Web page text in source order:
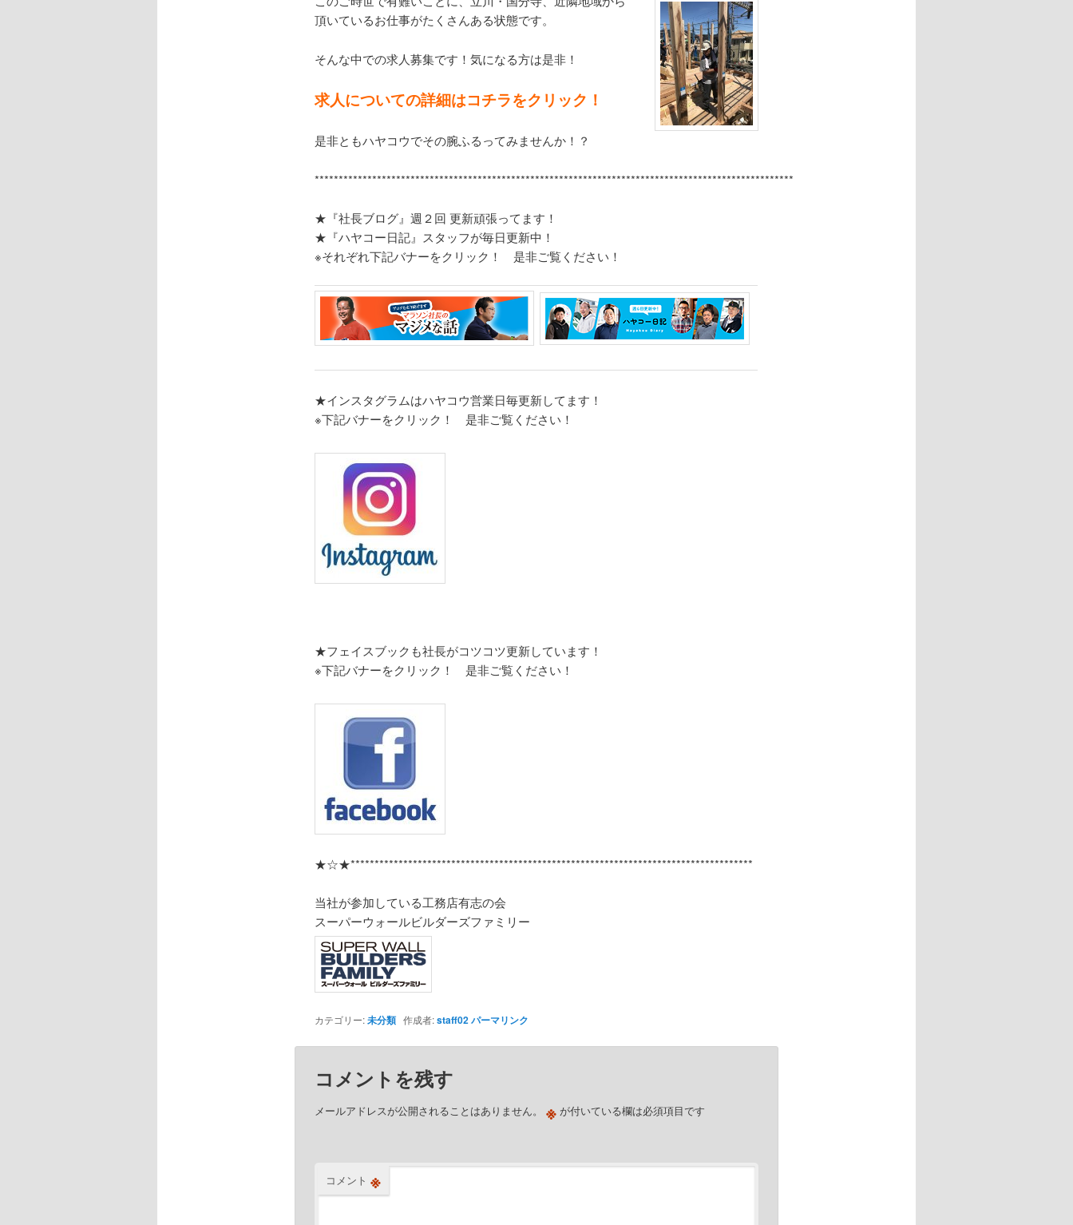
頂いているお仕事がたくさんある状態です。
そんな中での求人募集です！気になる方は是非！
求人についての詳細はコチラをクリック！
是非ともハヤコウでその腕ふるってみませんか！？
****************************************************************************************************
★『社長ブログ』週２回 更新頑張ってます！
★『ハヤコー日記』スタッフが毎日更新中！
※それぞれ下記バナーをクリック！ 是非ご覧ください！
★インスタグラムはハヤコウ営業日毎更新してます！
※下記バナーをクリック！ 是非ご覧ください！
★フェイスブックも社長がコツコツ更新しています！
※下記バナーをクリック！ 是非ご覧ください！
★☆★************************************************************************************
当社が参加している工務店有志の会
スーパーウォールビルダーズファミリー
カテゴリー:未分類 作成者:staff02パーマリンク
コメントを残す
メールアドレスが公開されることはありません。 ※ が付いている欄は必須項目です
コメント ※